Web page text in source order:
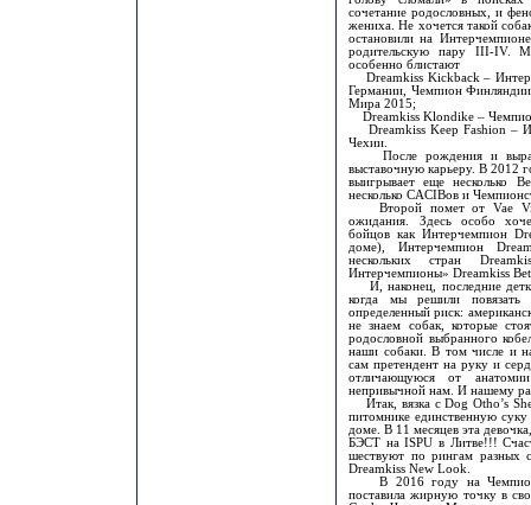
сочетание родословных, и
жениха. Не хочется такой
остановили на
родительскую пару III-IV.
особенно блистают
Dreamkiss Kickback –
Германии, Чемпион
Мира 2015;
Dreamkiss Klondike –
Dreamkiss Keep Fashion –
Чехии.
После рождения и
выставочную карьеру. В 2012
выигрывает еще несколько
несколько CACIBов и
Второй помет от Vae
ожидания. Здесь особо
бойцов как Интерчемпион
доме), Интерчемпион
нескольких стран
Интерчемпионы» Dreamkiss
И, наконец, последние
когда мы решили
определенный риск:
не знаем собак, которые
родословной выбранного
наши собаки. В том числе и
сам претендент на руку и
отличающуюся от анатомии
непривычной нам. И нашему
Итак, вязка с Dog Otho’s
питомнике единственную
доме. В 11 месяцев эта
БЭСТ на ISPU в Литве!!!
шествуют по рингам разных
Dreamkiss New Look.
В 2016 году на
поставила жирную точку в